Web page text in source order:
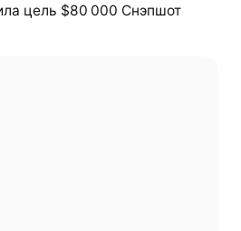
цель $80 000 Снэпшот